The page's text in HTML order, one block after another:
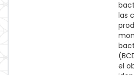
las
el